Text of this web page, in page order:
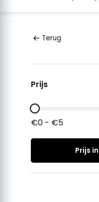
Terug
Prijs
€0 - €5
Prijs